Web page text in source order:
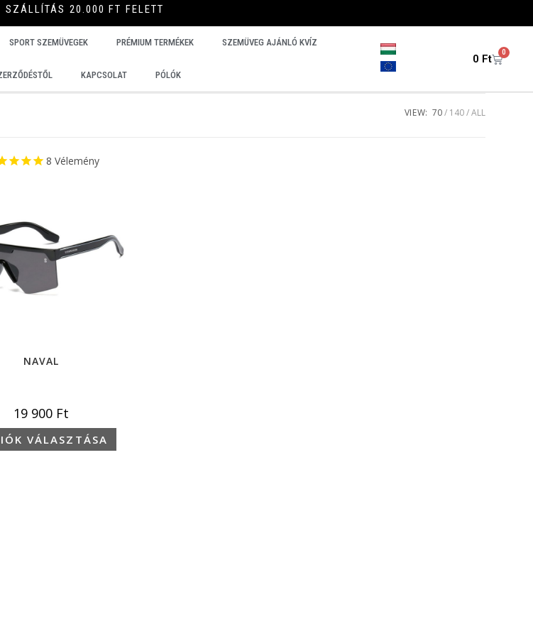
SZÁLLÍTÁS 20.000 FT FELETT
SPORT SZEMÜVEGEK PRÉMIUM TERMÉKEK SZEMÜVEG AJÁNLÓ KVÍZ
KAPCSOLAT PÓLÓK
0 Ft
0
VIEW: 70 140 ALL
8 Vélemény
NAVAL
19 900 Ft
VÁLASZTÁSA